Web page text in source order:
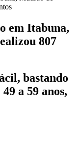
em Itabuna,
807
bastando
a 59 anos,